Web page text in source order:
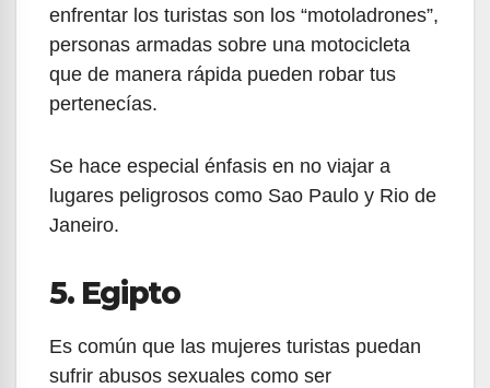
enfrentar los turistas son los “motoladrones”,
personas armadas sobre una motocicleta
que de manera rápida pueden robar tus
pertenecías.
Se hace especial énfasis en no viajar a
lugares peligrosos como Sao Paulo y Rio de
Janeiro.
5. Egipto
Es común que las mujeres turistas puedan
sufrir abusos sexuales como ser